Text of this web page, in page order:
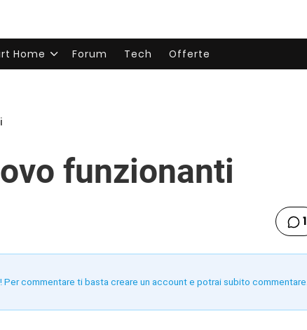
Home Forum Tech Offerte
funzionanti
1
commentare ti basta creare un account e potrai subito commentare.